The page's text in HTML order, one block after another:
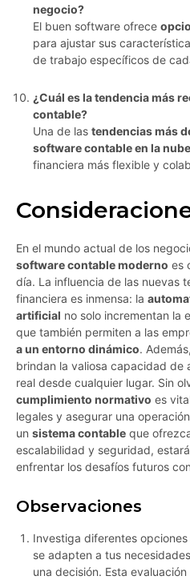
negocio?
El buen software ofrece
para ajustar sus
de trabajo específicos de
¿Cuál es la tendencia más
contable?
Una de las tendencias más
software contable en la nube
financiera más flexible y
En el mundo actual de los
software contable moderno es
día. La influencia de las nuevas
financiera es inmensa: la
artificial no solo incrementan la
que también permiten a las
a un entorno dinámico.
brindan la valiosa capacidad de
real desde cualquier lugar. Sin
cumplimiento normativo es
legales y asegurar una
un sistema contable que
escalabilidad y seguridad,
enfrentar los desafíos futuros
Observaciones
Investiga diferentes
se adapten a tus
una decisión. Esta